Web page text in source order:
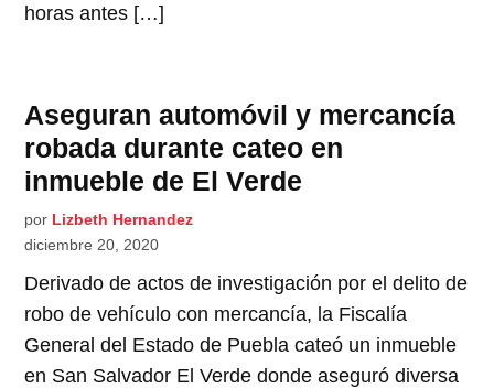
horas antes […]
Aseguran automóvil y mercancía
robada durante cateo en
inmueble de El Verde
por Lizbeth Hernandez
diciembre 20, 2020
Derivado de actos de investigación por el delito de
robo de vehículo con mercancía, la Fiscalía
General del Estado de Puebla cateó un inmueble
en San Salvador El Verde donde aseguró diversa